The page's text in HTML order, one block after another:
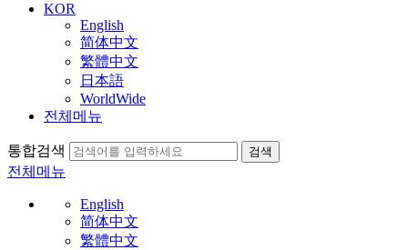
KOR
English
简体中文
繁體中文
日本語
WorldWide
전체메뉴
통합검색 검색
전체메뉴
English
简体中文
繁體中文